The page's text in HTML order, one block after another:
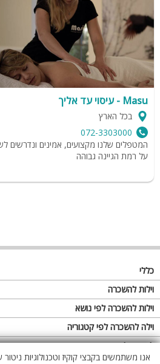
Masu - עיסוי עד אליך
בכל הארץ
072-3303000
המטפלים שלנו מקצועים, אמינים ונדרשים
על רמת הגיינה גבוהה
כללי
מגזין
פרסום באתר
תקנון
מדיניות פרטיות
וילות להשכרה
וילות בצפון
וילות במרכז
וילות בדרום
וילות להשכרה לפי נושא
וילה לזוגות
וילות למשפחות
וילה להשכרה לפי קטגוריה
וילות עם בריכה
לופטים להשכרה
אנו משתמשים בקבצי קוקיז וטכנולוגיות